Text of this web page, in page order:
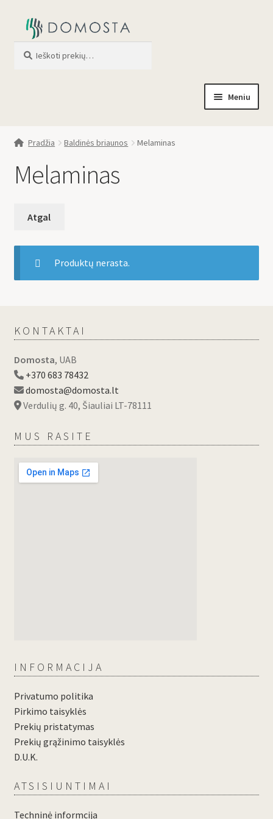
Meniu
Profilis
Pradžia Baldinės briaunos Melaminas
Melaminas
Produktų nerasta.
KONTAKTAI
Domosta, UAB
+370 683 78432
domosta@domosta.lt
Verdulių g. 40, Šiauliai LT-78111
MUS RASITE
INFORMACIJA
Privatumo politika
Pirkimo taisyklės
Prekių pristatymas
Prekių grąžinimo taisyklės
D.U.K.
ATSISIUNTIMAI
Techninė informcija